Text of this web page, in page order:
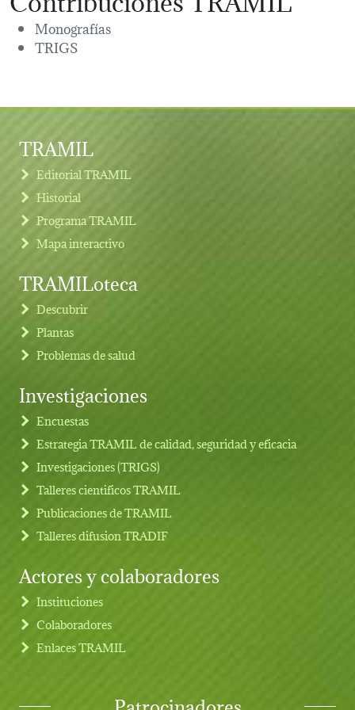
Monografías
TRIGS
Footer menu
TRAMIL
Editorial TRAMIL
Historial
Programa TRAMIL
Mapa interactivo
TRAMILoteca
Descubrir
Plantas
Problemas de salud
Investigaciones
Encuestas
Estrategia TRAMIL de calidad, seguridad y eficacia
Investigaciones (TRIGS)
Talleres cientificos TRAMIL
Publicaciones de TRAMIL
Talleres difusion TRADIF
Actores y colaboradores
Instituciones
Colaboradores
Enlaces TRAMIL